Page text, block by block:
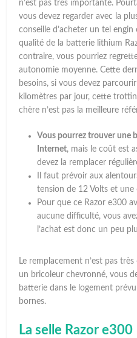
n’est pas très importante.
vous devez regarder avec la
conseille d’acheter un tel
qualité de la batterie lithium
contraire, vous pourriez
autonomie moyenne. Cette
besoins, si vous devez
kilomètres par jour, cette
chère n’est pas la meilleure
Vous pourrez trouver une
Internet, mais le coût est
devez la remplacer
Il faut prévoir aux
tension de 12 Volts et une
Pour que ce Razor e300
aucune difficulté, vous
l’achat est donc un peu
Le remplacement n’est pas
un bricoleur chevronné, vous
batterie dans le logement
bornes.
La selle Razor e300